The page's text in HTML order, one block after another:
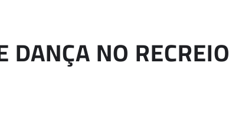
DANÇA NO RECREIO